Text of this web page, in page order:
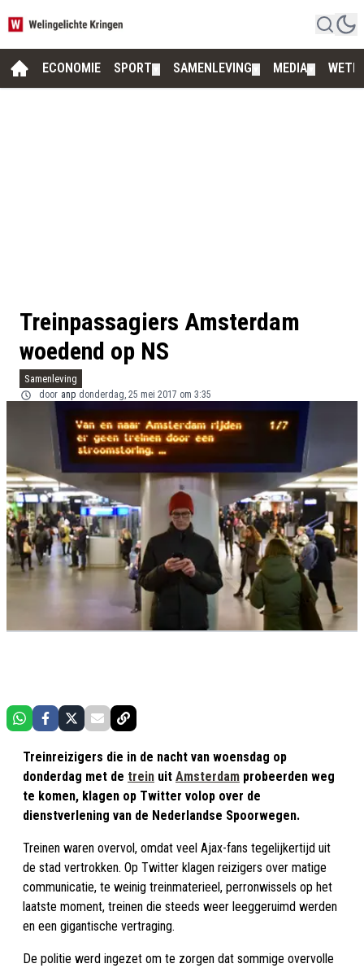
ECONOMIE SPORT SAMENLEVING MEDIA
Treinpassagiers Amsterdam
woedend op NS
Samenleving
door anp donderdag, 25 mei 2017 om 3:35
Treinreizigers die in de nacht van woensdag op
donderdag met de trein uit Amsterdam probeerden weg
te komen, klagen op Twitter volop over de
dienstverlening van de Nederlandse Spoorwegen.
Treinen waren overvol, omdat veel Ajax-fans tegelijkertijd uit
de stad vertrokken. Op Twitter klagen reizigers over matige
communicatie, te weinig treinmaterieel, perronwissels op het
laatste moment, treinen die steeds weer leeggeruimd werden
en een gigantische vertraging.
De politie werd ingezet om te zorgen dat sommige overvolle